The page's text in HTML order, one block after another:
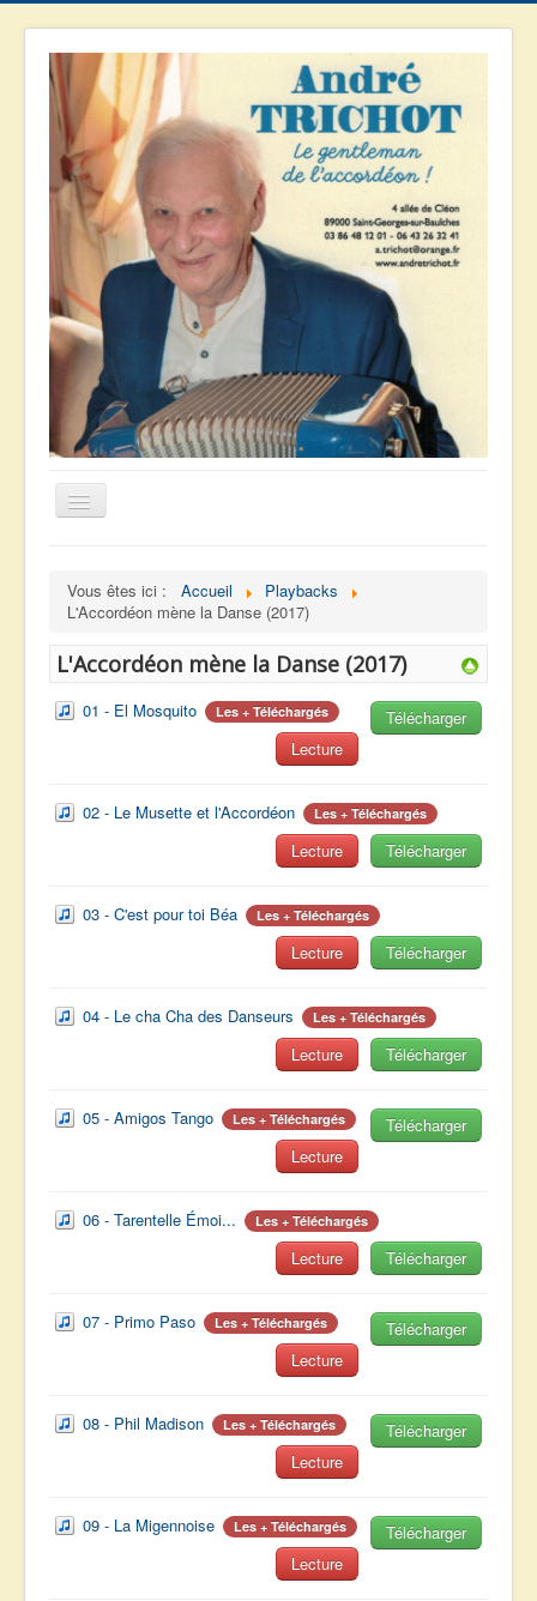
Basculer
la
Albums
Playbacks
Vidéos
Vous êtes ici : Accueil
Playbacks
L'Accordéon mène la Danse (2017)
L'Accordéon mène la Danse (2017)
01 - El Mosquito Les + Téléchargés
Télécharger
Lecture
02 - Le Musette et l'Accordéon Les + Téléchargés
Télécharger
Lecture
03 - C'est pour toi Béa Les + Téléchargés
Télécharger
Lecture
04 - Le cha Cha des Danseurs Les + Téléchargés
Télécharger
Lecture
05 - Amigos Tango Les + Téléchargés
Télécharger
Lecture
06 - Tarentelle Émoi... Les + Téléchargés
Télécharger
Lecture
07 - Primo Paso Les + Téléchargés
Télécharger
Lecture
08 - Phil Madison Les + Téléchargés
Télécharger
Lecture
09 - La Migennoise Les + Téléchargés
Télécharger
Lecture